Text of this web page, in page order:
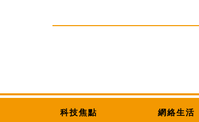
科技焦點 網絡生活